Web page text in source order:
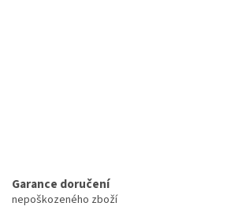
Garance doručení
nepoškozeného zboží